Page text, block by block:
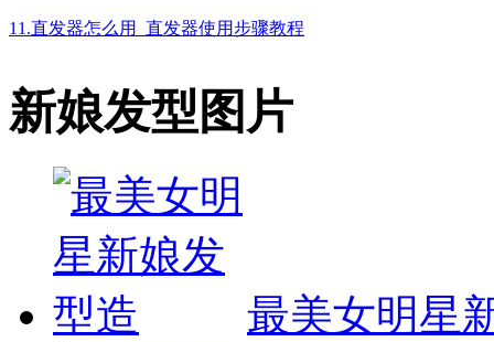
11.直发器怎么用_直发器使用步骤教程
新娘发型图片
最美女明星